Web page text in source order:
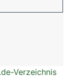
Verzeichnis